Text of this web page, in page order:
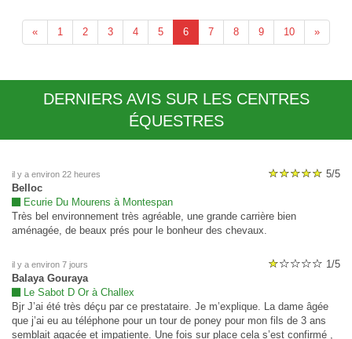
« 1 2 3 4 5 6 7 8 9 10 »
DERNIERS AVIS SUR LES CENTRES
ÉQUESTRES
il y a environ 22 heures
5/5
Belloc
Ecurie Du Mourens à Montespan
Très bel environnement très agréable, une grande carrière bien
aménagée, de beaux prés pour le bonheur des chevaux.
il y a environ 7 jours
1/5
Balaya Gouraya
Le Sabot D Or à Challex
Bjr J’ai été très déçu par ce prestataire. Je m’explique. La dame âgée
que j’ai eu au téléphone pour un tour de poney pour mon fils de 3 ans
semblait agacée et impatiente. Une fois sur place cela s’est confirmé ,